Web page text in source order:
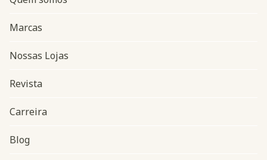
Navegação do rodapé
Marcas
Nossas Lojas
Revista
Carreira
Blog